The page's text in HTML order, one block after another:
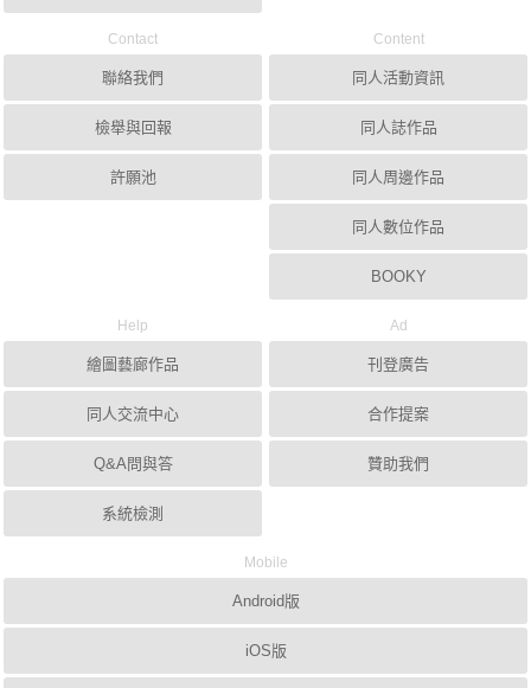
Contact
聯絡我們
檢舉與回報
許願池
Content
同人活動資訊
同人誌作品
同人周邊作品
同人數位作品
BOOKY
Help
繪圖藝廊作品
同人交流中心
Q&A問與答
系統檢測
Ad
刊登廣告
合作提案
贊助我們
Mobile
Android版
iOS版